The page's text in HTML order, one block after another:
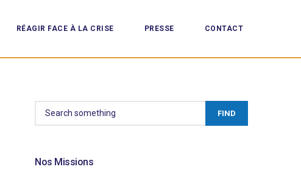
RÉAGIR FACE À LA CRISE PRESSE CONTACT
FIND
Nos Missions